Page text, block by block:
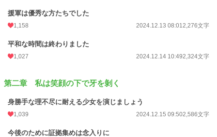
援軍は優秀な方たちでした
1,158 2024.12.13 08:012,276文字
平和な時間は終わりました
1,027 2024.12.14 10:492,324文字
第二章 私は笑顔の下で牙を剝く
身勝手な理不尽に耐える少女を演じましょう
1,039 2024.12.15 09:502,586文字
今後のために証拠集めは念入りに